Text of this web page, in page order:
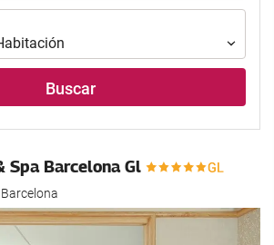
Buscar
Spa Barcelona Gl